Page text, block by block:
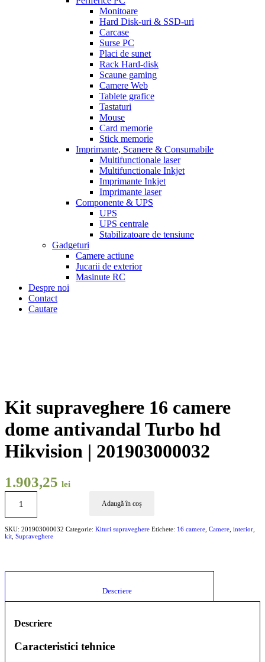
Monitoare
Hard Disk-uri & SSD-uri
Carcase
Surse PC
Placi de sunet
Rack Hard-disk
Scaune gaming
Camere Web
Tablete grafice
Tastaturi
Mouse
Card memorie
Stick memorie
Imprimante, Scanere & Consumabile
Multifunctionale laser
Multifunctionale Inkjet
Imprimante Inkjet
Imprimante laser
Componente & UPS
UPS
UPS centrale
Stabilizatoare de tensiune
Gadgeturi
Camere actiune
Jucarii de exterior
Masinute RC
Despre noi
Contact
Cautare
Kit supraveghere 16 camere
dome antivandal Turbo hd
Hikvision | 201903000032
1.903,25 lei
Adaugă în coș
SKU: 201903000032 Categorie: Kituri supraveghere Etichete: 16 camere Camere interior
kit Supraveghere
Descriere
Caracteristici tehnice